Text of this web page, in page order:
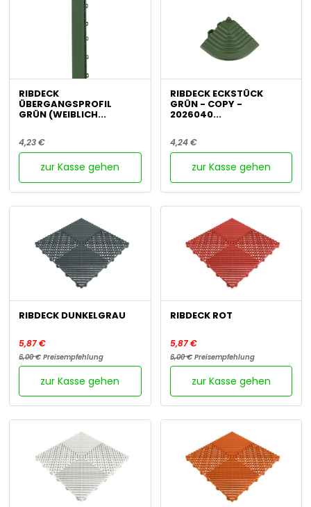
RIBDECK
ÜBERGANGSPROFIL
GRÜN (WEIBLICH...
4,23 €
zur Kasse gehen
RIBDECK ECKSTÜCK
GRÜN - COPY -
2026040...
4,24 €
zur Kasse gehen
RIBDECK DUNKELGRAU
5,87 €
6,00 € Preisempfehlung
zur Kasse gehen
RIBDECK ROT
5,87 €
6,00 €Preisempfehlung
zur Kasse gehen